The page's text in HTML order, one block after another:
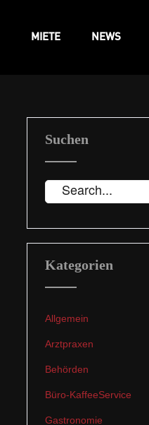
MIETE NEWS
Suchen
Kategorien
Allgemein
Arztpraxen
Behörden
Büro-KaffeeService
Gastronomie